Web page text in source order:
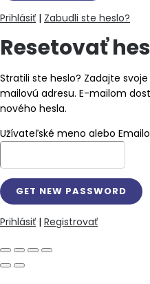
Prihlásiť | Zabudli ste heslo?
Resetovať
Stratili ste heslo? Zadajte
mailovú adresu. E-mailom
nového hesla.
Užívateľské meno alebo
Prihlásiť | Registrovať